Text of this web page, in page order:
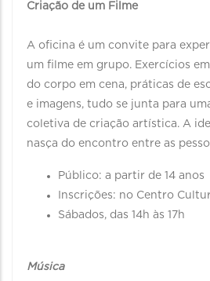
Criação de um Filme
A oficina é um convite para
um filme em grupo. Exercícios
do corpo em cena, práticas de
e imagens, tudo se junta para
coletiva de criação artística. A
nasça do encontro entre as
Público: a partir de 14 anos
Inscrições: no Centro
Sábados, das 14h às 17h
Música